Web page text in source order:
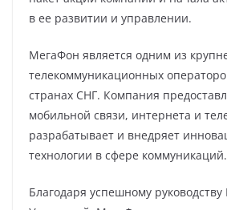
в ее развитии и управлении.
МегаФон является одним из
телекоммуникационных
странах СНГ. Компания
мобильной связи, интернета и
разрабатывает и внедряет
технологии в сфере коммуникаций.
Благодаря успешному